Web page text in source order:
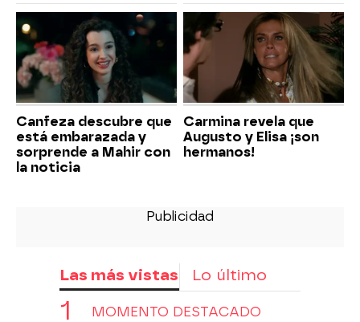
Canfeza descubre que
está embarazada y
sorprende a Mahir con
la noticia
Carmina revela que
Augusto y Elisa ¡son
hermanos!
Las más vistas Lo último
MOMENTO DESTACADO